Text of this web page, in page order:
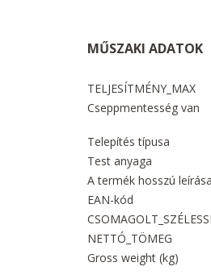
MŰSZAKI ADATOK
TELJESÍTMÉNY_MAX
Cseppmentesség van
Telepítés típusa
Test anyaga
A termék hosszú leírása
EAN-kód
NETTÓ_TÖMEG
Gross weight (kg)